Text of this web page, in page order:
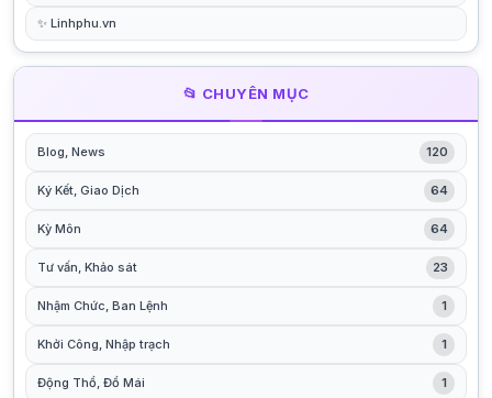
✨ Linhphu.vn
📂 CHUYÊN MỤC
Blog, News 120
Ký Kết, Giao Dịch 64
Kỳ Môn 64
Tư vấn, Khảo sát 23
Nhậm Chức, Ban Lệnh 1
Khởi Công, Nhập trạch 1
Động Thổ, Đổ Mái 1